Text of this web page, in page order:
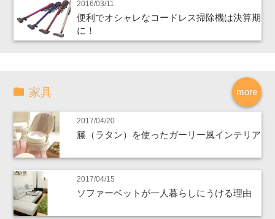
2016/03/11
便利でオシャレなコードレス掃除機は決算期
に！
more
家具
2017/04/20
籐（ラタン）を使ったガーリー風インテリア
2017/04/15
ソファーベットが一人暮らしにうける理由